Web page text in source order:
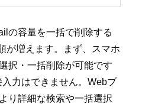
の容量を一括で削除する
が増えます。まず、スマホ
択・一括削除が可能です
力はできません。Webブ
り詳細な検索や一括選択